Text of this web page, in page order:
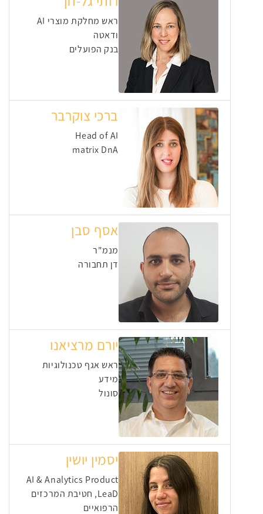
ראש מחלקת מוצרי AI
ודאטה
בנק הפועלים
ברכי צוקרבר
Head of AI
matrix DnA
אסף סבן
מנמ"ר
דן תחבורה
יורם מרציאנו
ראש אגף טכנולוגיות
מידע
סונול
יסמין יושין
⁠AI & Analytics Product
LeaD, חטיבת המרכזים
הרפואיים